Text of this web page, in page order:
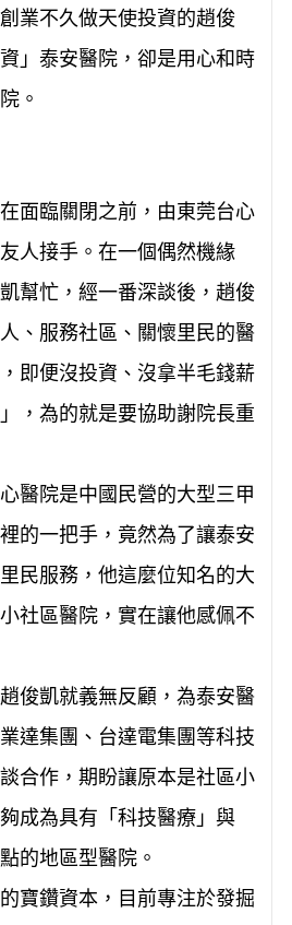
業不久做天使投資的趙俊
」泰安醫院，卻是用心和時
。
面臨關閉之前，由東莞台心
人接手。在一個偶然機緣
幫忙，經一番深談後，趙俊
、服務社區、關懷里民的醫
即便沒投資、沒拿半毛錢薪
，為的就是要協助謝院長重
醫院是中國民營的大型三甲
的一把手，竟然為了讓泰安
民服務，他這麼位知名的大
社區醫院，實在讓他感佩不
俊凱就義無反顧，為泰安醫
達集團、台達電集團等科技
合作，期盼讓原本是社區小
成為具有「科技醫療」與
的地區型醫院。
寶鑽資本，目前專注於發掘